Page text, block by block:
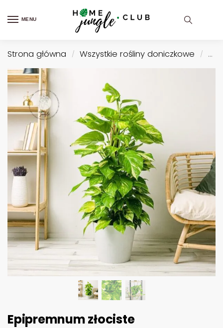
MENU
Strona główna / Wszystkie rośliny doniczkowe /
Epipremnum złociste